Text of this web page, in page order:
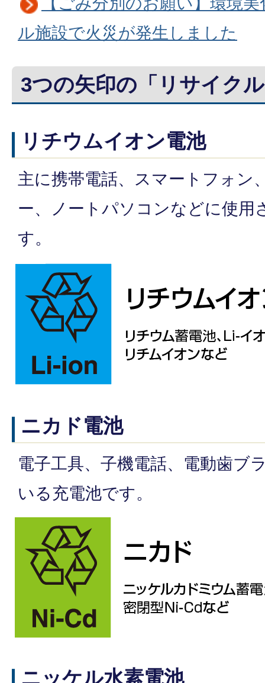
ル施設で火災が発生しました
3つの矢印の「リサイク
リチウムイオン電池
主に携帯電話、スマートフォン
ー、ノートパソコンなどに使用
す。
ニカド電池
電子工具、子機電話、電動歯ブ
いる充電池です。
ニッケル水素電池